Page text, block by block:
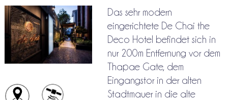
Das sehr modern
eingerichtete De Chai the
Deco Hotel befindet sich in
nur 200m Entfernung vor dem
Thapae Gate, dem
Eingangstor in der alten
Stadtmauer in die alte